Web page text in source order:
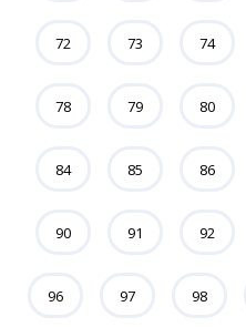
72 73 74
78 79 80
84 85 86
90 91 92
96 97 98